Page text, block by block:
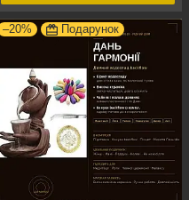
–20% Подарунок